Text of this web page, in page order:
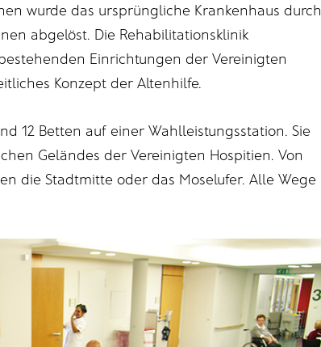
wurde das ursprüngliche Krankenhaus durch
abgelöst. Die Rehabilitationsklinik
Einrichtungen der Vereinigten
Konzept der Altenhilfe.
12 Betten auf einer Wahlleistungsstation. Sie
Geländes der Vereinigten Hospitien. Von
die Stadtmitte oder das Moselufer. Alle Wege